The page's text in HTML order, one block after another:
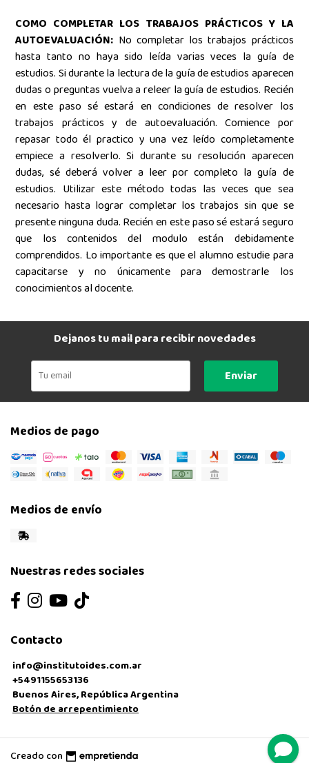
COMO COMPLETAR LOS TRABAJOS PRÁCTICOS Y LA
AUTOEVALUACIÓN: No completar los trabajos prácticos
hasta tanto no haya sido leída varias veces la guía de
estudios. Si durante la lectura de la guía de estudios aparecen
dudas o preguntas vuelva a releer la guía de estudios. Recién
en este paso sé estará en condiciones de resolver los
trabajos prácticos y de autoevaluación. Comience por
repasar todo él practico y una vez leído completamente
empiece a resolverlo. Si durante su resolución aparecen
dudas, sé deberá volver a leer por completo la guía de
estudios. Utilizar este método todas las veces que sea
necesario hasta lograr completar los trabajos sin que se
presente ninguna duda. Recién en este paso sé estará seguro
que los contenidos del modulo están debidamente
comprendidos. Lo importante es que el alumno estudie para
capacitarse y no únicamente para demostrarle los
conocimientos al docente.
Dejanos tu mail para recibir novedades
Enviar
Medios de pago
Medios de envío
Nuestras redes sociales
Contacto
info@institutoides.com.ar
+5491155653136
Buenos Aires, República Argentina
Botón de arrepentimiento
Creado con